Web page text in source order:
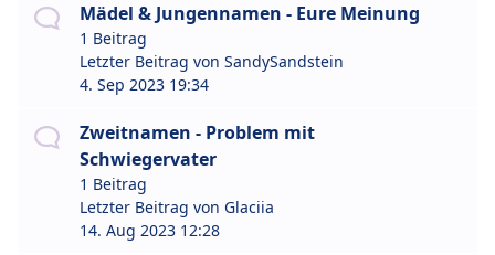
Mädel & Jungennamen - Eure Meinung
1 Beitrag
Letzter Beitrag von SandySandstein
4. Sep 2023 19:34
Zweitnamen - Problem mit
Schwiegervater
1 Beitrag
Letzter Beitrag von Glaciia
14. Aug 2023 12:28